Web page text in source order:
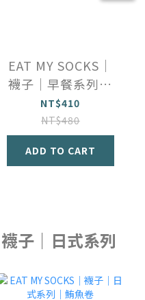
EAT MY SOCKS｜
襪子｜早餐系列｜
草莓果醬
NT$410
NT$480
ADD TO CART
子｜日式系列